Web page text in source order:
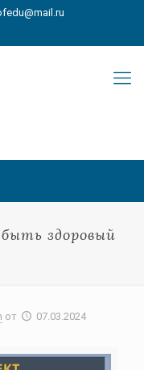
здоровый
от 07.03.2024